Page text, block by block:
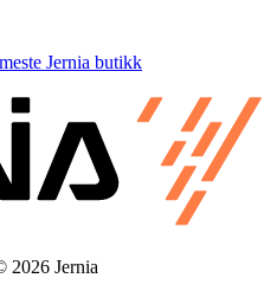
Jernia butikk
2026 Jernia